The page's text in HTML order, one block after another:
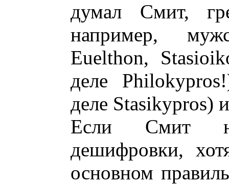
думал Смит,
например,
Euelthon,
деле
деле Stasikypros)
Если Смит
дешифровки,
основном